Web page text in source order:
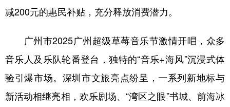
减200元的惠民补贴，充分释放消费潜力。
广州市2025广州超级草莓音乐节激情开唱，众多
音乐人及乐队轮番登台，独特的“音乐+海风”沉浸式体
验引爆市场。深圳市文旅亮点纷呈，一系列新地标与
新活动相继亮相，欢乐剧场、“湾区之眼”书城、前海冰